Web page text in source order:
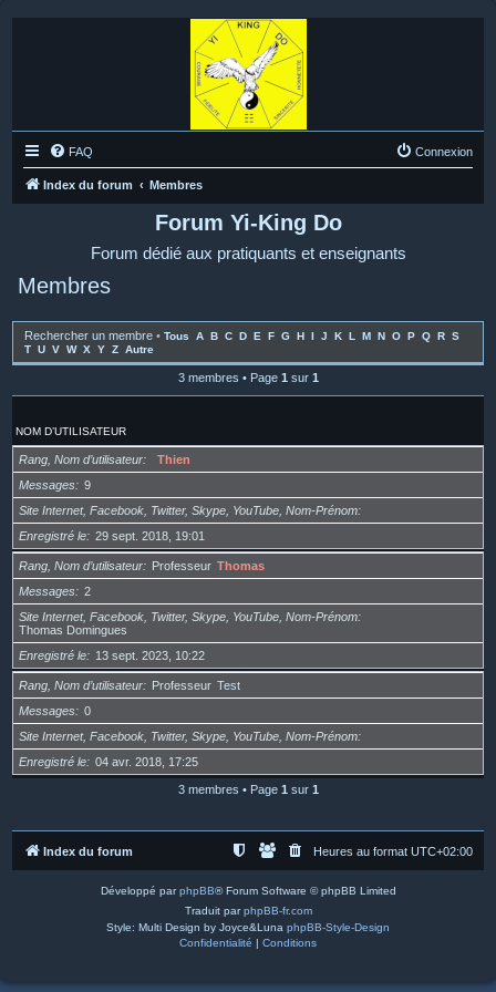
FAQ Connexion
Index du forum Membres
Forum Yi-King Do
Forum dédié aux pratiquants et enseignants
Membres
Rechercher un membre • Tous A B C D E F G H I J K L M N O P Q R S
T U V W X Y Z Autre
3 membres • Page 1 sur 1
NOM D’UTILISATEUR
Rang, Nom d’utilisateur
Thien
Messages
9
Site Internet, Facebook, Twitter, Skype, YouTube, Nom-Prénom
Enregistré le
29 sept. 2018, 19:01
Rang, Nom d’utilisateur Professeur Thomas
Messages
2
Site Internet, Facebook, Twitter, Skype, YouTube, Nom-Prénom
Thomas Domingues
Enregistré le
13 sept. 2023, 10:22
Rang, Nom d’utilisateur Professeur Test
Messages
0
Site Internet, Facebook, Twitter, Skype, YouTube, Nom-Prénom
Enregistré le
04 avr. 2018, 17:25
3 membres • Page 1 sur 1
Index du forum Heures au format UTC+02:00
Développé parphpBB® Forum Software © phpBB Limited
Traduit parphpBB-fr.com
Style: Multi Design by Joyce&Luna phpBB-Style-Design
Confidentialité | Conditions